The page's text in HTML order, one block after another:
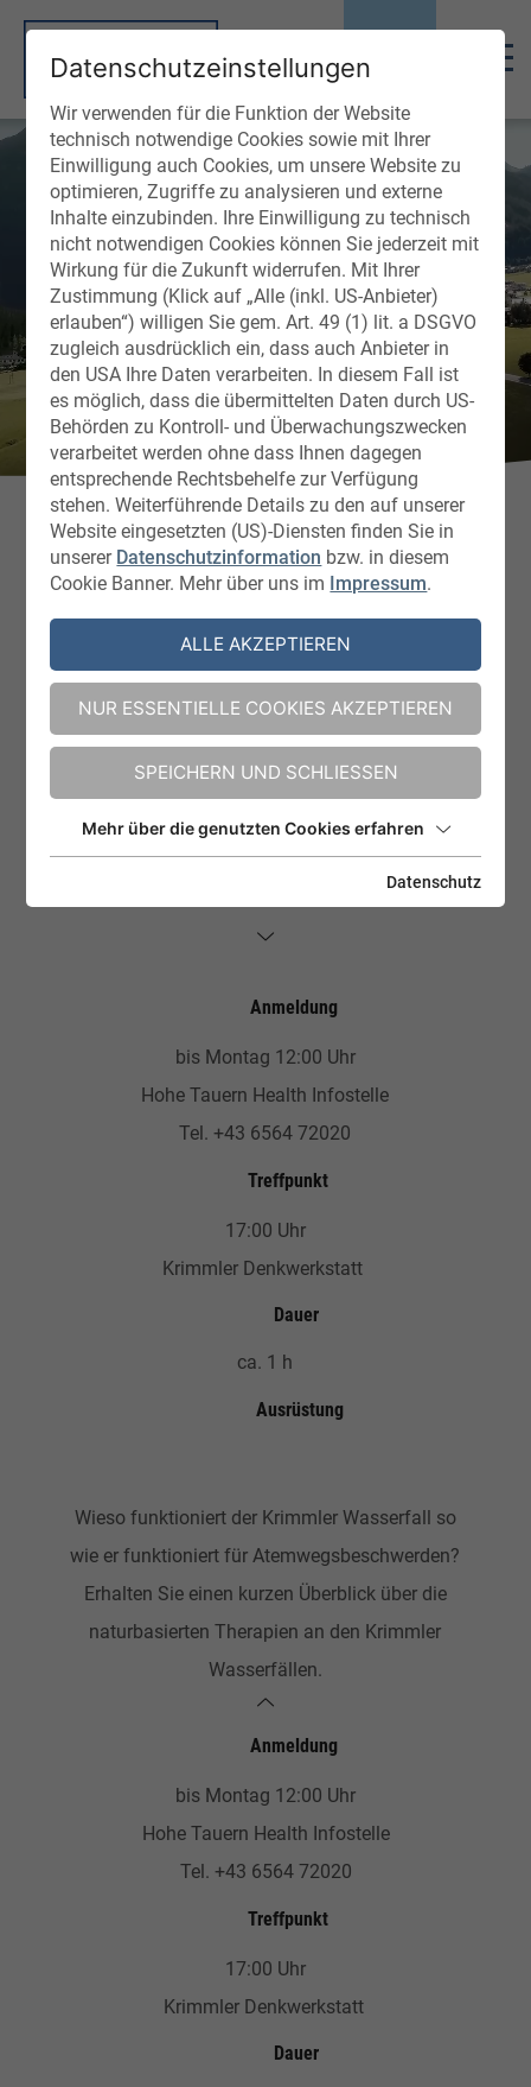
Montag
WASSERFALL & FORSCHUNG
Anmeldung
bis Montag 12:00 Uhr
Hohe Tauern Health Infostelle
Tel. +43 6564 72020
Treffpunkt
17:00 Uhr
Krimmler Denkwerkstatt
Dauer
ca. 1 h
Ausrüstung
Wieso funktioniert der Krimmler Wasserfall so
wie er funktioniert für Atemwegsbeschwerden?
Erhalten Sie einen kurzen Überblick über die
naturbasierten Therapien an den Krimmler
Wasserfällen.
Anmeldung
bis Montag 12:00 Uhr
Hohe Tauern Health Infostelle
Tel. +43 6564 72020
Treffpunkt
17:00 Uhr
Krimmler Denkwerkstatt
Dauer
Datenschutzeinstellungen
Wir verwenden für die Funktion der Website
technisch notwendige Cookies sowie mit Ihrer
Einwilligung auch Cookies, um unsere Website zu
optimieren, Zugriffe zu analysieren und externe
Inhalte einzubinden. Ihre Einwilligung zu technisch
nicht notwendigen Cookies können Sie jederzeit mit
Wirkung für die Zukunft widerrufen. Mit Ihrer
Zustimmung (Klick auf „Alle (inkl. US-Anbieter)
erlauben“) willigen Sie gem. Art. 49 (1) lit. a DSGVO
zugleich ausdrücklich ein, dass auch Anbieter in
den USA Ihre Daten verarbeiten. In diesem Fall ist
es möglich, dass die übermittelten Daten durch US-
Behörden zu Kontroll- und Überwachungszwecken
verarbeitet werden ohne dass Ihnen dagegen
entsprechende Rechtsbehelfe zur Verfügung
stehen. Weiterführende Details zu den auf unserer
Website eingesetzten (US)-Diensten finden Sie in
unserer Datenschutzinformation bzw. in diesem
Cookie Banner. Mehr über uns im Impressum.
ALLE AKZEPTIEREN
NUR ESSENTIELLE COOKIES AKZEPTIEREN
SPEICHERN UND SCHLIESSEN
Mehr über die genutzten Cookies erfahren
Datenschutz